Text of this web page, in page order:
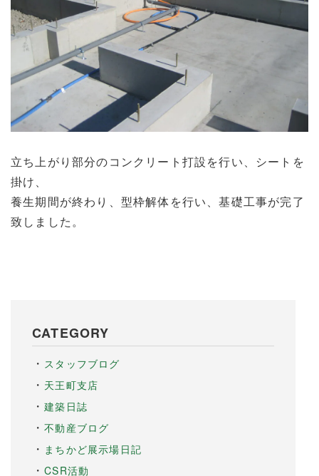
立ち上がり部分のコンクリート打設を行い、シートを
掛け、
養生期間が終わり、型枠解体を行い、基礎工事が完了
致しました。
CATEGORY
スタッフブログ
天王町支店
建築日誌
不動産ブログ
まちかど展示場日記
CSR活動